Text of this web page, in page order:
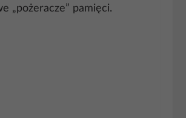
„pożeracze” pamięci.